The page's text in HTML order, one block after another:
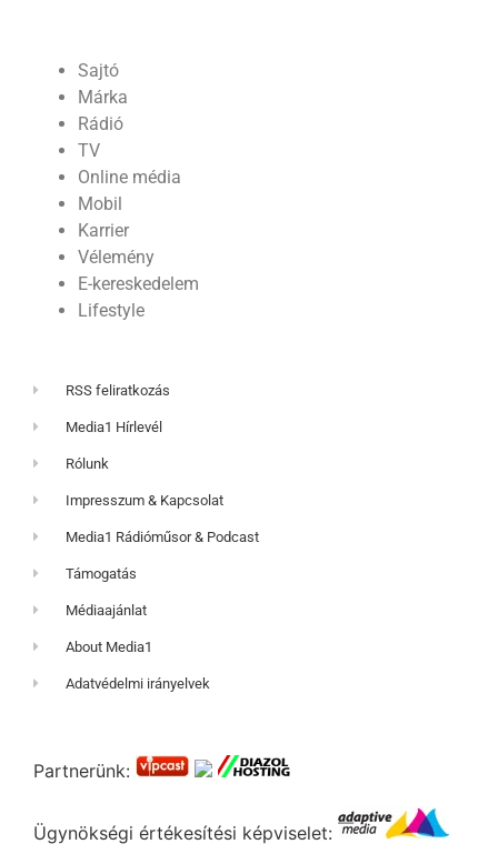
Sajtó
Márka
Rádió
TV
Online média
Mobil
Karrier
Vélemény
E-kereskedelem
Lifestyle
RSS feliratkozás
Media1 Hírlevél
Rólunk
Impresszum & Kapcsolat
Media1 Rádióműsor & Podcast
Támogatás
Médiaajánlat
About Media1
Adatvédelmi irányelvek
Partnerünk:
Ügynökségi értékesítési képviselet: